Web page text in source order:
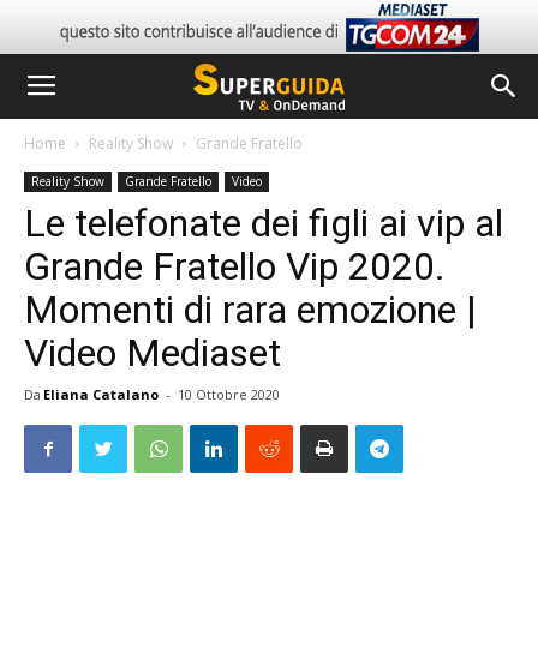
Home Reality Show Grande Fratello
Reality Show Grande Fratello Video
Le telefonate dei figli ai vip al
Grande Fratello Vip 2020.
Momenti di rara emozione |
Video Mediaset
Da Eliana Catalano - 10 Ottobre 2020